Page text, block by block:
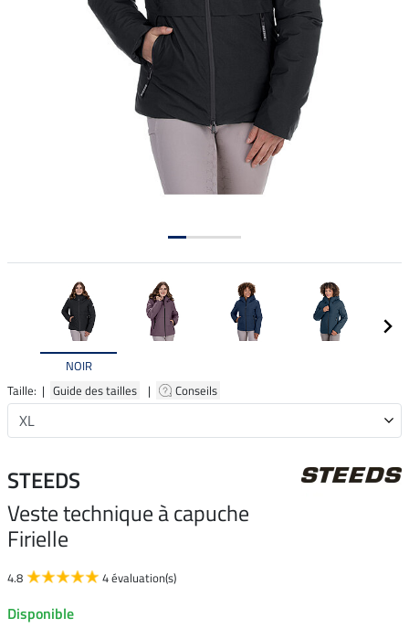
NOIR
Taille: | Guide des tailles | Conseils
STEEDS
Veste technique à capuche
Firielle
4.8 4 évaluation(s)
Disponible